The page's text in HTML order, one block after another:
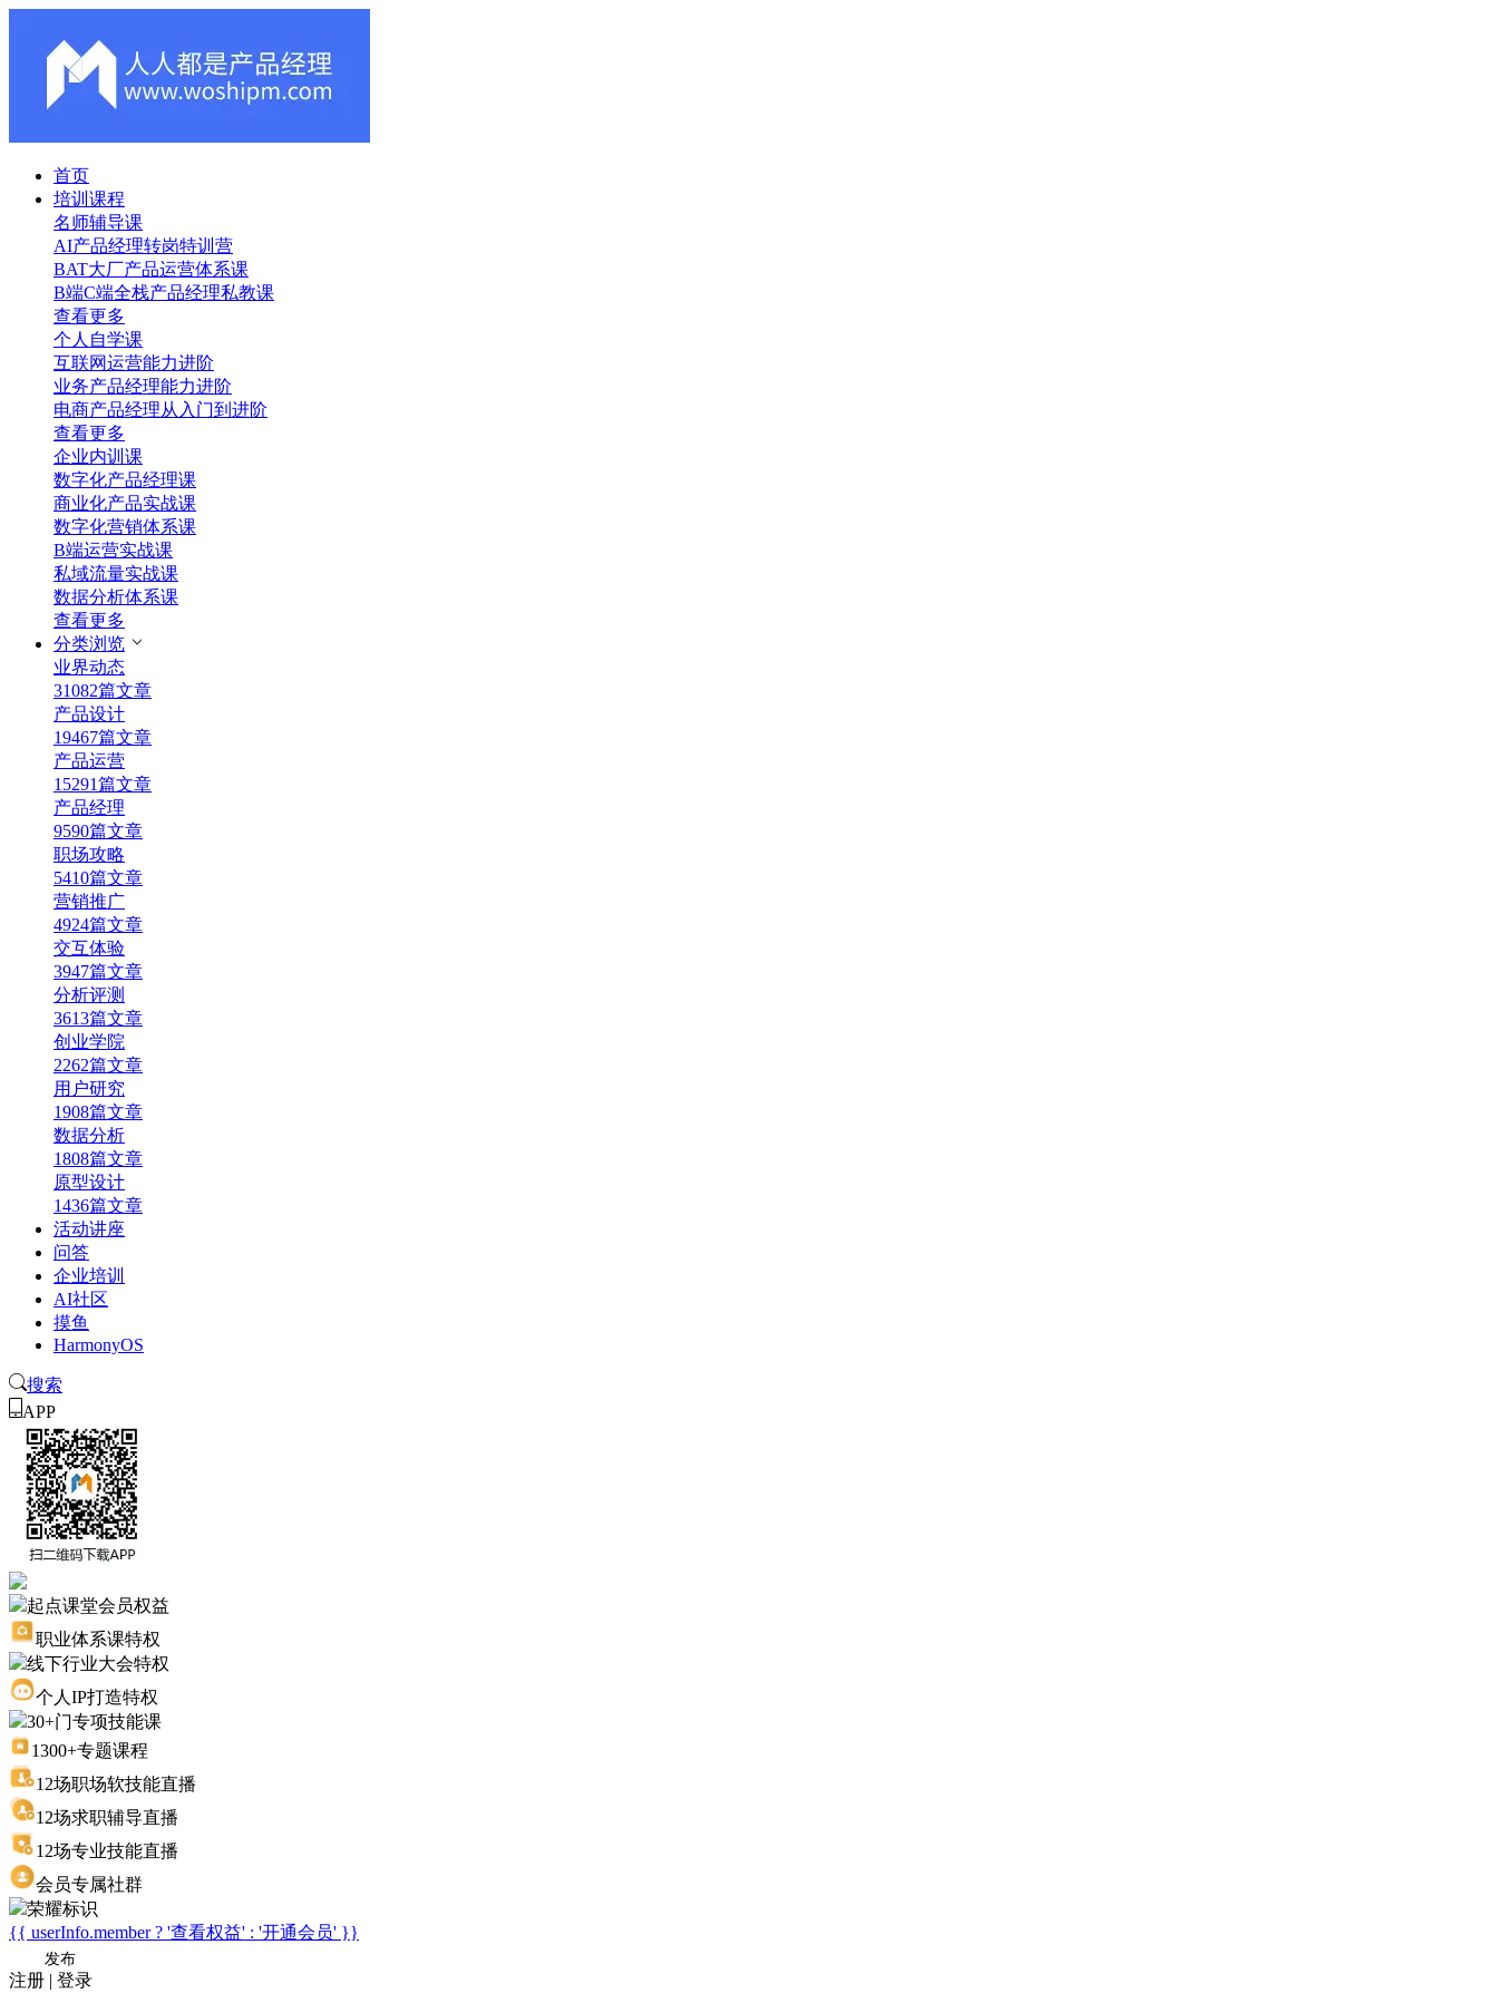
首页
培训课程
名师辅导课
AI产品经理转岗特训营
BAT大厂产品运营体系课
B端C端全栈产品经理私教课
查看更多
个人自学课
互联网运营能力进阶
业务产品经理能力进阶
电商产品经理从入门到进阶
查看更多
企业内训课
数字化产品经理课
商业化产品实战课
数字化营销体系课
B端运营实战课
私域流量实战课
数据分析体系课
查看更多
分类浏览
业界动态
31082篇文章
产品设计
19467篇文章
产品运营
15291篇文章
产品经理
9590篇文章
职场攻略
5410篇文章
营销推广
4924篇文章
交互体验
3947篇文章
分析评测
3613篇文章
创业学院
2262篇文章
用户研究
1908篇文章
数据分析
1808篇文章
原型设计
1436篇文章
活动讲座
问答
企业培训
AI社区
摸鱼
HarmonyOS
搜索
APP
起点课堂会员权益
职业体系课特权
线下行业大会特权
个人IP打造特权
30+门专项技能课
1300+专题课程
12场职场软技能直播
12场求职辅导直播
12场专业技能直播
会员专属社群
荣耀标识
{{ userInfo.member ? '查看权益' : '开通会员' }}
发布
注册 | 登录